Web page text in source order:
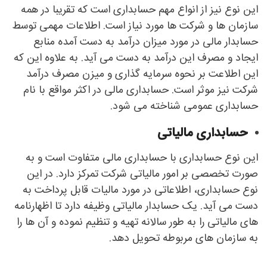
این نوع نیز از انواع مهم حسابداری است که تقریبا در همه
سازمان ها و شرکت ها مورد نیاز است. اطلاعات مهمی توسط
حسابدار مالی در مورد میزان درآمد به دست آمده منابع
ایجاد و مصرف این درآمد به دست می آید. به علاوه این که
این اطلاعت بر نحوه سرمایه گذاری و میزن مصرف درآمد
شرکت نیز موثر است. حسابداری مالی در اکثر مواقع با نام
حسابداری عمومی شناخته می شود.
حسابداری مالیاتی
این نوع حسابداری با حسابداری مالی متفاوت است و به
صورت تخصصی بر امور مالیاتی شرکت تمرکز دارد. در این
نوع حسابداری، اطلاعاتی در مورد مالیات قابل پرداخت به
دست می آید. یک حسابدار مالیاتی وظیفه دارد تا اظهارنامه
های مالیاتی را به طور سالانه تهیه و تنظیم نموده و آن ها را
به سازمان های مربوطه تحویل دهد.